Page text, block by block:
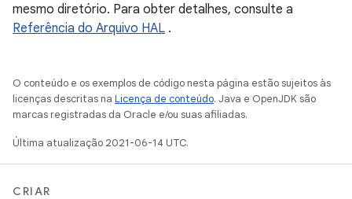
mesmo diretório. Para obter detalhes, consulte a
Referência do Arquivo HAL .
O conteúdo e os exemplos de código nesta página estão sujeitos às
licenças descritas na Licença de conteúdo. Java e OpenJDK são
marcas registradas da Oracle e/ou suas afiliadas.
Última atualização 2021-06-14 UTC.
CRIAR